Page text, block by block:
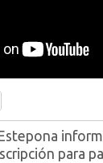
para